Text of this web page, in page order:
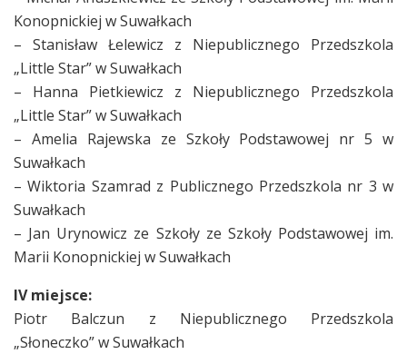
Konopnickiej w Suwałkach
– Stanisław Łelewicz z Niepublicznego Przedszkola
„Little Star” w Suwałkach
– Hanna Pietkiewicz z Niepublicznego Przedszkola
„Little Star” w Suwałkach
– Amelia Rajewska ze Szkoły Podstawowej nr 5 w
Suwałkach
– Wiktoria Szamrad z Publicznego Przedszkola nr 3 w
Suwałkach
– Jan Urynowicz ze Szkoły ze Szkoły Podstawowej im.
Marii Konopnickiej w Suwałkach
IV miejsce:
Piotr Balczun z Niepublicznego Przedszkola
„Słoneczko” w Suwałkach